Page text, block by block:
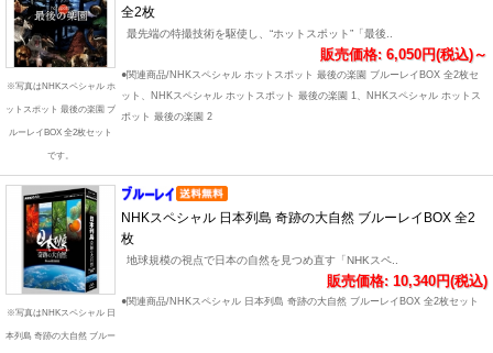
※写真はNHKスペシャル ホ
ットスポット 最後の楽園 ブ
ルーレイBOX 全2枚セット
です。
全2枚
最先端の特撮技術を駆使し、“ホットスポット”「最後..
販売価格: 6,050円(税込)～
●関連商品/NHKスペシャル ホットスポット 最後の楽園 ブルーレイBOX 全2枚セ
ット、NHKスペシャル ホットスポット 最後の楽園 1、NHKスペシャル ホットス
ポット 最後の楽園 2
※写真はNHKスペシャル 日
本列島 奇跡の大自然 ブルー
NHKスペシャル 日本列島 奇跡の大自然 ブルーレイBOX 全2
枚
地球規模の視点で日本の自然を見つめ直す「NHKスペ..
販売価格: 10,340円(税込)
●関連商品/NHKスペシャル 日本列島 奇跡の大自然 ブルーレイBOX 全2枚セット